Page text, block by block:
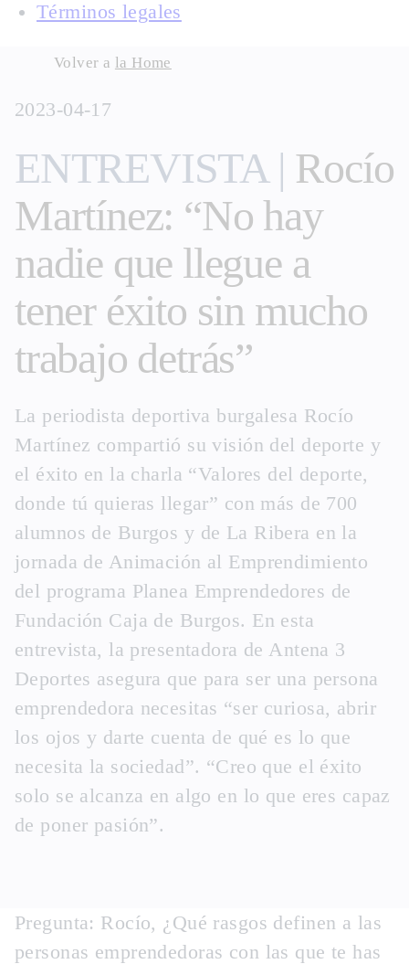
Términos legales
content
Volver a la Home
2023-04-17
ENTREVISTA | Rocío
Martínez: “No hay
nadie que llegue a
tener éxito sin mucho
trabajo detrás”
La periodista deportiva burgalesa Rocío
Martínez compartió su visión del deporte y
el éxito en la charla “Valores del deporte,
donde tú quieras llegar” con más de 700
alumnos de Burgos y de La Ribera en la
jornada de Animación al Emprendimiento
del programa Planea Emprendedores de
Fundación Caja de Burgos. En esta
entrevista, la presentadora de Antena 3
Deportes asegura que para ser una persona
emprendedora necesitas “ser curiosa, abrir
los ojos y darte cuenta de qué es lo que
necesita la sociedad”. “Creo que el éxito
solo se alcanza en algo en lo que eres capaz
de poner pasión”.
Pregunta: Rocío, ¿Qué rasgos definen a las
personas emprendedoras con las que te has